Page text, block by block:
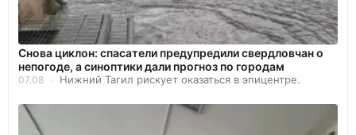
Снова циклон: спасатели предупредили свердловчан о
непогоде, а синоптики дали прогноз по городам
07.08 Нижний Тагил рискует оказаться в эпицентре.